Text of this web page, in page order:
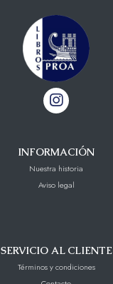
INFORMACIÓN
Nuestra historia
Aviso legal
SERVICIO AL CLIENTE
Términos y condiciones